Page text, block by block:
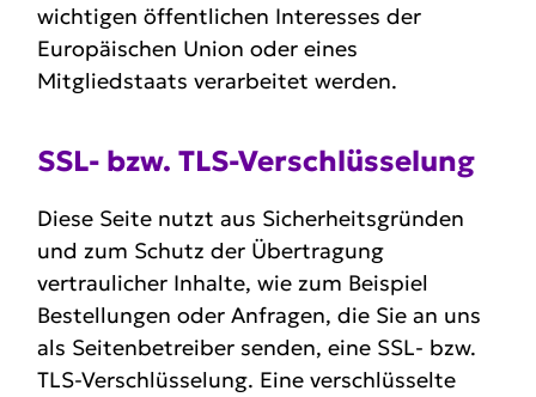
wichtigen öffentlichen Interesses der
Europäischen Union oder eines
Mitgliedstaats verarbeitet werden.
SSL- bzw. TLS-Verschlüs­selung
Diese Seite nutzt aus Sicherheitsgründen
und zum Schutz der Übertragung
vertraulicher Inhalte, wie zum Beispiel
Bestellungen oder Anfragen, die Sie an uns
als Seitenbetreiber senden, eine SSL- bzw.
TLS-Verschlüsselung. Eine verschlüsselte